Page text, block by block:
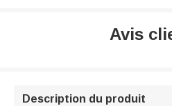
Avis
Description du produit